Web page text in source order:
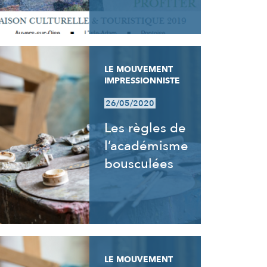
LE MOUVEMENT
IMPRESSIONNISTE
26/05/2020
Les règles de
l’académisme
bousculées
LE MOUVEMENT